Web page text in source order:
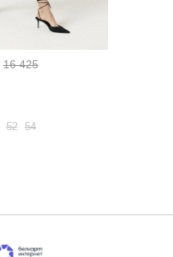
16 425
52 54